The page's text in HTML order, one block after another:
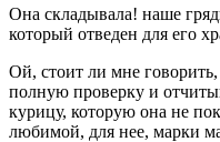
Она складывала! наше
который отведен для его
Ой, стоит ли мне
полную проверку и
курицу, которую она не
любимой, для нее, марки